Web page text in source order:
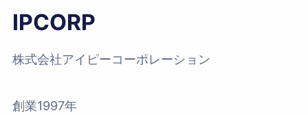
IPCORP
株式会社アイピーコーポレーション
創業1997年